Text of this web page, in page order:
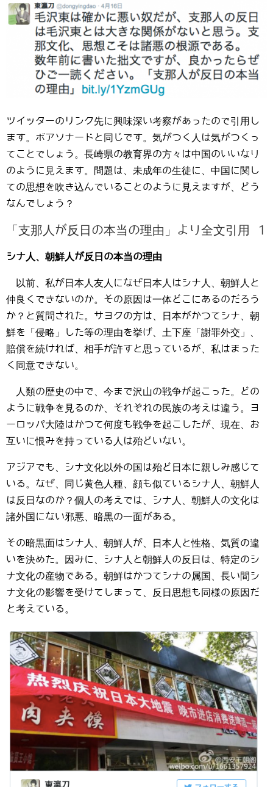
ツイッターのリンク先に興味深い考察があったので引用し
ます。ボアソナードと同じです。気がつく人は気がつくっ
てことでしょう。長崎県の教育界の方々は中国のいいなり
のように見えます。問題は、未成年の生徒に、中国に関し
ての思想を吹き込んでいることのように見えますが、どう
なんでしょう？
「支那人が反日の本当の理由」より全文引用 1
シナ人、朝鮮人が反日の本当の理由
以前、私が日本人友人になぜ日本人はシナ人、朝鮮人と
仲良くできないのか。その原因は一体どこにあるのだろう
か？と質問された。サヨクの方は、日本がかつてシナ、朝
鮮を「侵略」した等の理由を挙げ、土下座「謝罪外交」、
賠償を続ければ、相手が許すと思っているが、私はまった
く同意できない。
人類の歴史の中で、今まで沢山の戦争が起こった。どの
ように戦争を見るのか、それぞれの民族の考えは違う。ヨ
ーロッパ大陸はかつて何度も戦争を起こしたが、現在、お
互いに恨みを持っている人は殆どいない。
アジアでも、シナ文化以外の国は殆ど日本に親しみ感じて
いる。なぜ、同じ黄色人種、顔も似ているシナ人、朝鮮人
は反日なのか？個人の考えでは、シナ人、朝鮮人の文化は
諸外国にない邪悪、暗黒の一面がある。
その暗黒面はシナ人、朝鮮人が、日本人と性格、気質の違
いを決めた。因みに、シナ人と朝鮮人の反日は、特定のシ
ナ文化の産物である。朝鮮はかつてシナの属国、長い間シ
ナ文化の影響を受けてしまって、反日思想も同様の原因だ
と考えている。